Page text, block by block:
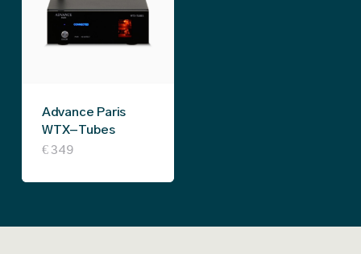
Advance Paris
WTX-Tubes
€349